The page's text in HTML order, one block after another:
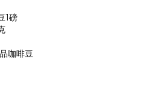
1磅
品咖啡豆